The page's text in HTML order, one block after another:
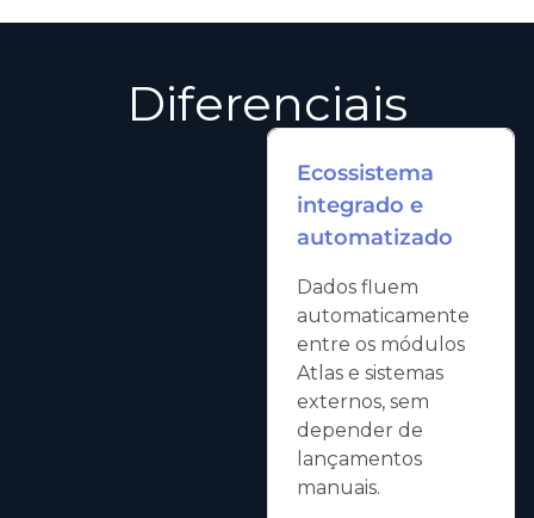
Diferenciais
Ecossistema
integrado e
automatizado
Dados fluem
automaticamente
entre os módulos
Atlas e sistemas
externos, sem
depender de
lançamentos
manuais.